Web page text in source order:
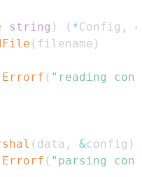
string ) ( *Config ,
( filename )
Errorf ( "reading
( data , &config )
Errorf ( "parsing